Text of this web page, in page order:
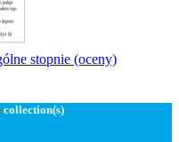
stopnie (oceny)
collection(s)